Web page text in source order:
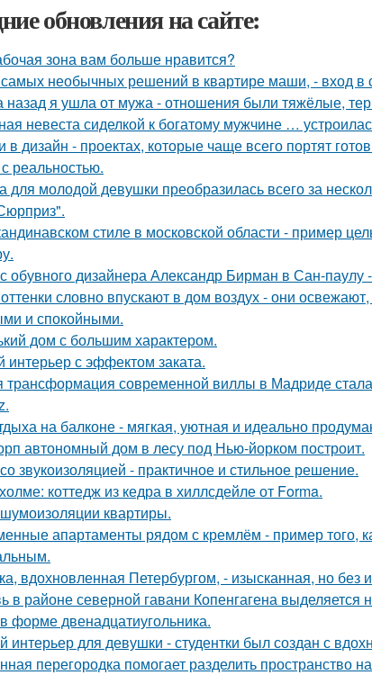
обновления на сайте:
зона вам больше нравится?
необычных решений в квартире маши, - вход в
назад я ушла от мужа - отношения были тяжёлые,
невеста сиделкой к богатому мужчине …
в дизайн - проектах, которые чаще всего портят
реальностью.
для молодой девушки преобразилась всего за
стиле в московской области - пример
обувного дизайнера Александр Бирман в Сан-паулу
словно впускают в дом воздух - они
и спокойными.
дом с большим характером.
с эффектом заката.
трансформация современной виллы в Мадриде
на балконе - мягкая, уютная и идеально
автономный дом в лесу под Нью-йорком построит.
звукоизоляцией - практичное и стильное решение.
коттедж из кедра в хиллсдейле от Forma.
квартиры.
апартаменты рядом с кремлём - пример того,
вдохновленная Петербургом, - изысканная, но без
в районе северной гавани Копенгагена
форме двенадцатиугольника.
интерьер для девушки - студентки был создан с
перегородка помогает разделить пространство